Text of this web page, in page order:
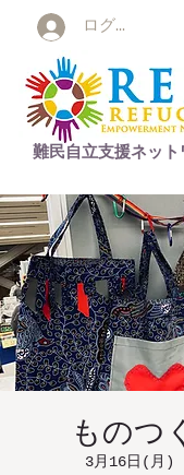
ログイン
難民自立支援ネット
ものつ
3月16日(月)